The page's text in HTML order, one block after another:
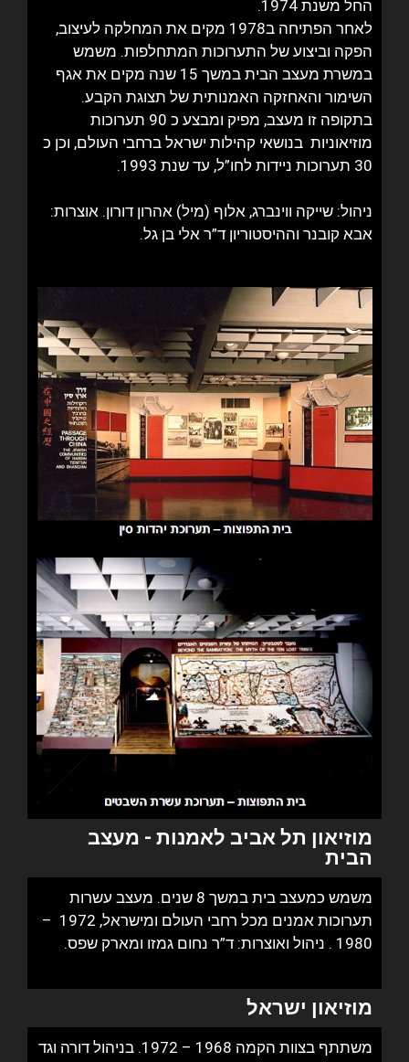
החל משנת 1974.
לאחר הפתיחה ב1978 מקים את המחלקה לעיצוב,
הפקה וביצוע של התערוכות המתחלפות. משמש
במשרת מעצב הבית במשך 15 שנה מקים את אגף
השימור והאחזקה האמנותית של תצוגת הקבע.
בתקופה זו מעצב, מפיק ומבצע כ 90 תערוכות
מוזיאוניות בנושאי קהילות ישראל ברחבי העולם, וכן כ
30 תערוכות ניידות לחו”ל, עד שנת 1993.
ניהול: שייקה ווינברג, אלוף (מיל) אהרון דורון. אוצרות:
אבא קובנר וההיסטוריון ד”ר אלי בן גל.
מוזיאון תל אביב לאמנות - מעצב
הבית
משמש כמעצב בית במשך 8 שנים.
מעצב עשרות
תערוכות אמנים מכל רחבי העולם ומישראל, 1972 –
1980 .
ניהול ואוצרות: ד”ר נחום גמזו ומארק שפס.
מוזיאון ישראל
משתתף בצוות הקמה 1968 – 1972. בניהול דורה וגד